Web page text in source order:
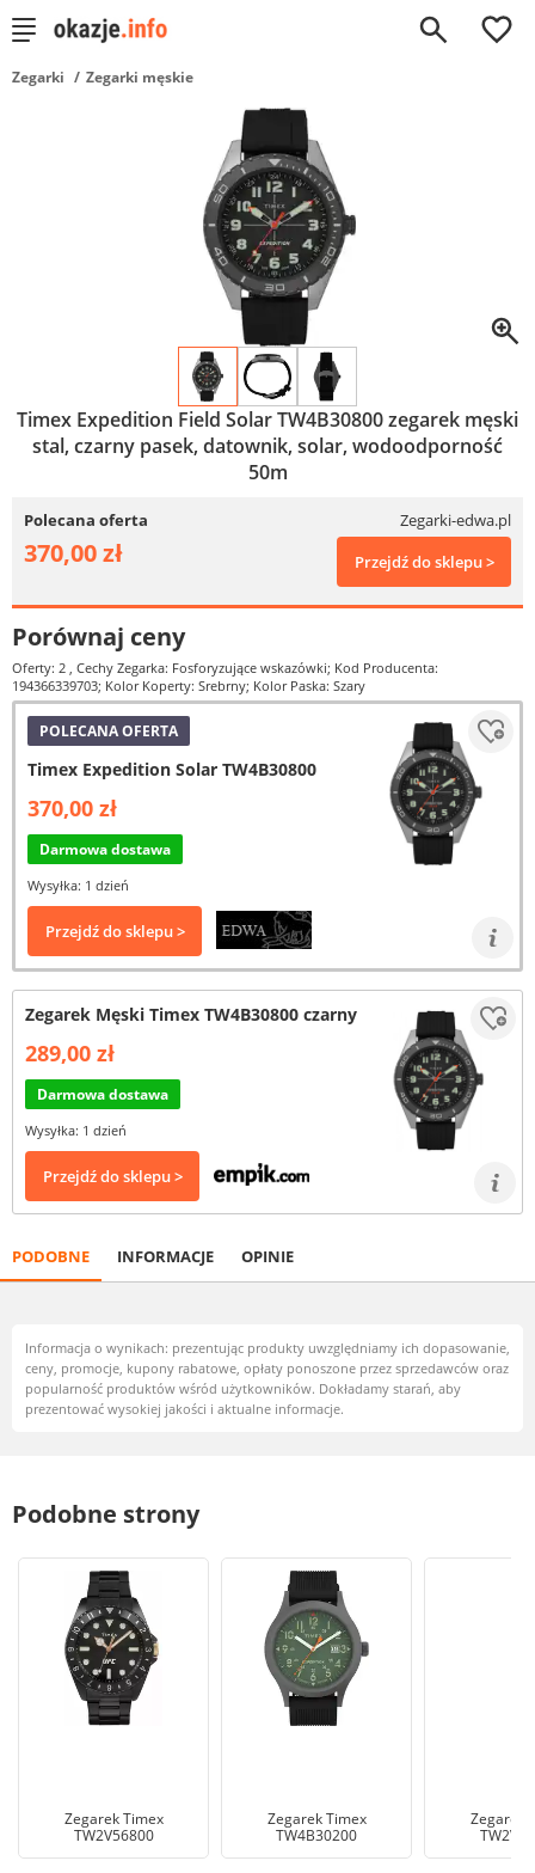
0
Zegarki Zegarki męskie
Timex Expedition Field Solar TW4B30800 zegarek męski
stal, czarny pasek, datownik, solar, wodoodporność
50m
Polecana oferta Zegarki-edwa.pl
370,00 zł Przejdź do sklepu >
Porównaj ceny
Oferty: 2 , Cechy Zegarka: Fosforyzujące wskazówki; Kod Producenta:
194366339703; Kolor Koperty: Srebrny; Kolor Paska: Szary
POLECANA OFERTA
Timex Expedition Solar TW4B30800
370,00 zł
Darmowa dostawa
Wysyłka: 1 dzień
Przejdź do sklepu >
Zegarek Męski Timex TW4B30800 czarny
289,00 zł
Darmowa dostawa
Wysyłka: 1 dzień
Przejdź do sklepu >
PODOBNE INFORMACJE OPINIE
Informacja o wynikach: prezentując produkty uwzględniamy ich dopasowanie,
ceny, promocje, kupony rabatowe, opłaty ponoszone przez sprzedawców oraz
popularność produktów wśród użytkowników. Dokładamy starań, aby
prezentować wysokiej jakości i aktualne informacje.
Podobne strony
Zegarek Timex
TW2V56800
Zegarek Timex
TW4B30200
Zegarek